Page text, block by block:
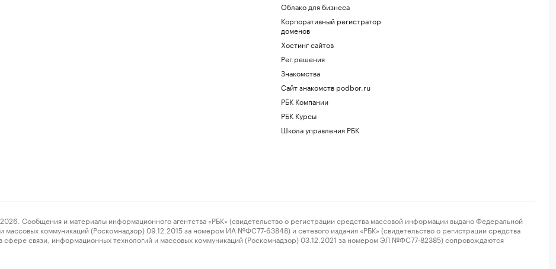
Облако для бизнеса
Корпоративный регистратор
доменов
Хостинг сайтов
Рег.решения
Знакомства
Сайт знакомств podbor.ru
РБК Компании
РБК Курсы
Школа управления РБК
и материалы информационного агентства «РБК» (свидетельство о регистрации средства массовой информации выдано Федеральной
коммуникаций (Роскомнадзор) 09.12.2015 за номером ИА №ФС77-63848) и сетевого издания «РБК» (свидетельство о регистрации средства
связи, информационных технологий и массовых коммуникаций (Роскомнадзор) 03.12.2021 за номером ЭЛ №ФС77-82385) сопровождаются